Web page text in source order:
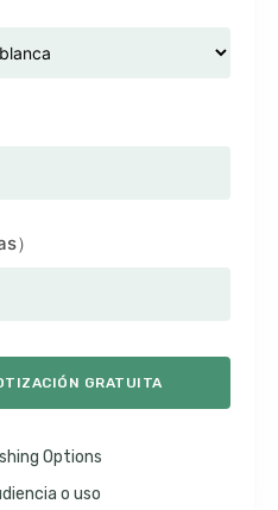
）
GRATUITA
Options
o uso